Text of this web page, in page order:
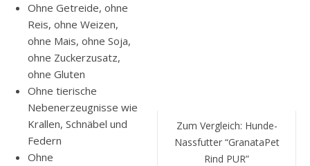
Zum Vergleich: Hunde-
Nassfutter “GranataPet
Rind PUR”
Ohne Getreide, ohne
Reis, ohne Weizen,
ohne Mais, ohne Soja,
ohne Zuckerzusatz,
ohne Gluten
Ohne tierische
Nebenerzeugnisse wie
Krallen, Schnäbel und
Federn
Ohne